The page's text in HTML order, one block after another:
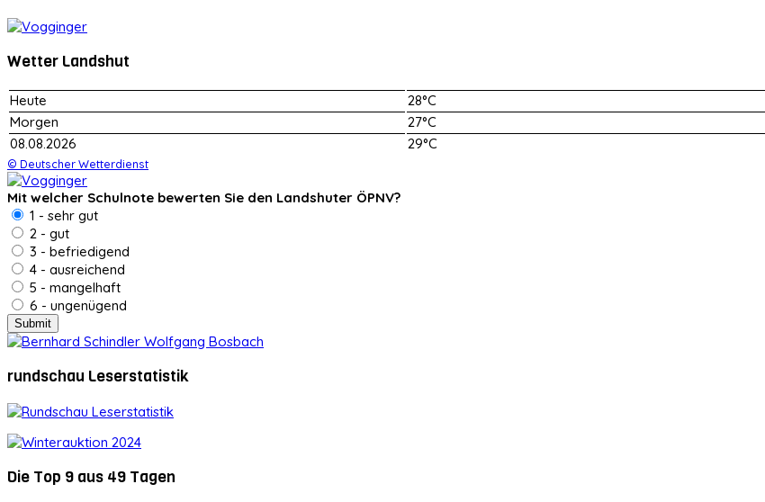
Wetter Landshut
Heute
28°C
Morgen
27°C
08.08.2026
29°C
© Deutscher Wetterdienst
Mit welcher Schulnote bewerten Sie den Landshuter ÖPNV?
1 - sehr gut
2 - gut
3 - befriedigend
4 - ausreichend
5 - mangelhaft
6 - ungenügend
rundschau Leserstatistik
Die Top 9 aus 49 Tagen